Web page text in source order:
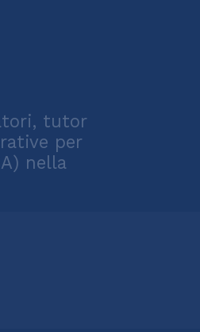
tutor
per
nella